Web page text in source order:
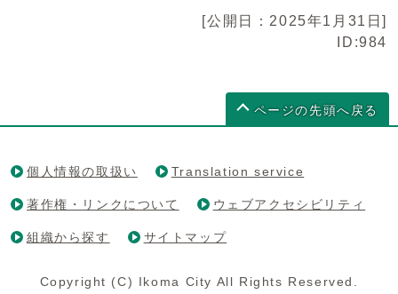
[公開日：2025年1月31日]
ID:984
ページの先頭へ戻る
個人情報の取扱い Translation service
著作権・リンクについて ウェブアクセシビリティ
組織から探す サイトマップ
Copyright (C) Ikoma City All Rights Reserved.